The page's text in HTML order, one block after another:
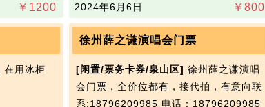
￥ 1200 ￥ 800
2024年6月6日
在用冰柜​‌‌
徐州薛之谦演唱会门票
[闲置/票务卡券/泉山区] 徐州薛之谦演唱
会门票，全价位都有，接代拍，有意向联
系:18796209985 电话：18796209985